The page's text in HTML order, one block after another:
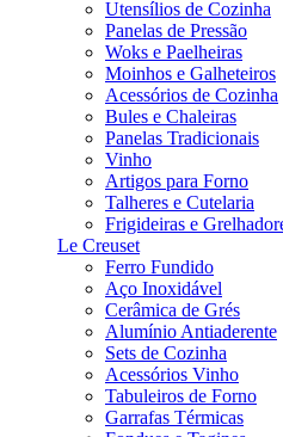
Utensílios de Cozinha
Panelas de Pressão
Woks e Paelheiras
Moinhos e Galheteiros
Acessórios de Cozinha
Bules e Chaleiras
Panelas Tradicionais
Vinho
Artigos para Forno
Talheres e Cutelaria
Frigideiras e
Le Creuset
Ferro Fundido
Aço Inoxidável
Cerâmica de Grés
Alumínio Antiaderente
Sets de Cozinha
Acessórios Vinho
Tabuleiros de Forno
Garrafas Térmicas